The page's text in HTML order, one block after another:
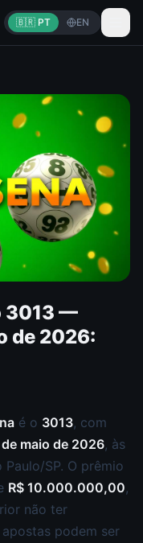
🇧🇷 PT EN
3013 —
de 2026:
é o 3013, com
maio de 2026, às
SP. O prêmio
R$ 10.000.000,00,
não ter
podem ser